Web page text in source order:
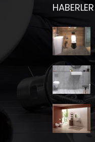
HABERLER